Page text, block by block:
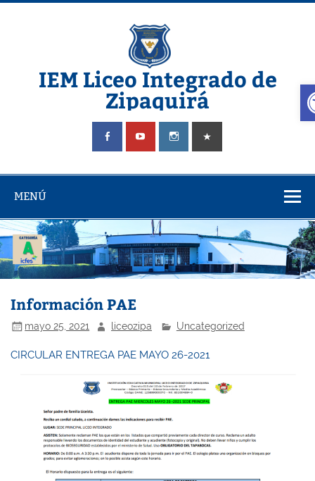
Saltar
IEM Liceo Integrado de
Zipaquirá
Pagina del Liceo Integrado Zipaquira
MENÚ
Información PAE
mayo 25, 2021 liceozipa Uncategorized
CIRCULAR ENTREGA PAE MAYO 26-2021